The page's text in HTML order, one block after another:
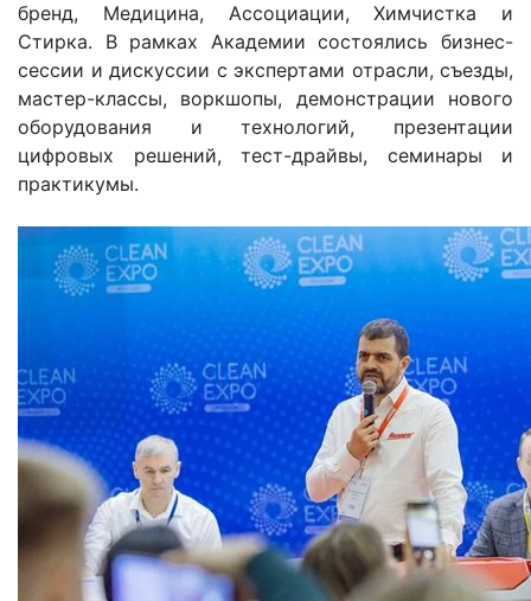
бренд, Медицина, Ассоциации, Химчистка и
Стирка. В рамках Академии состоялись бизнес-
сессии и дискуссии с экспертами отрасли, съезды,
мастер-классы, воркшопы, демонстрации нового
оборудования и технологий, презентации
цифровых решений, тест-драйвы, семинары и
практикумы.